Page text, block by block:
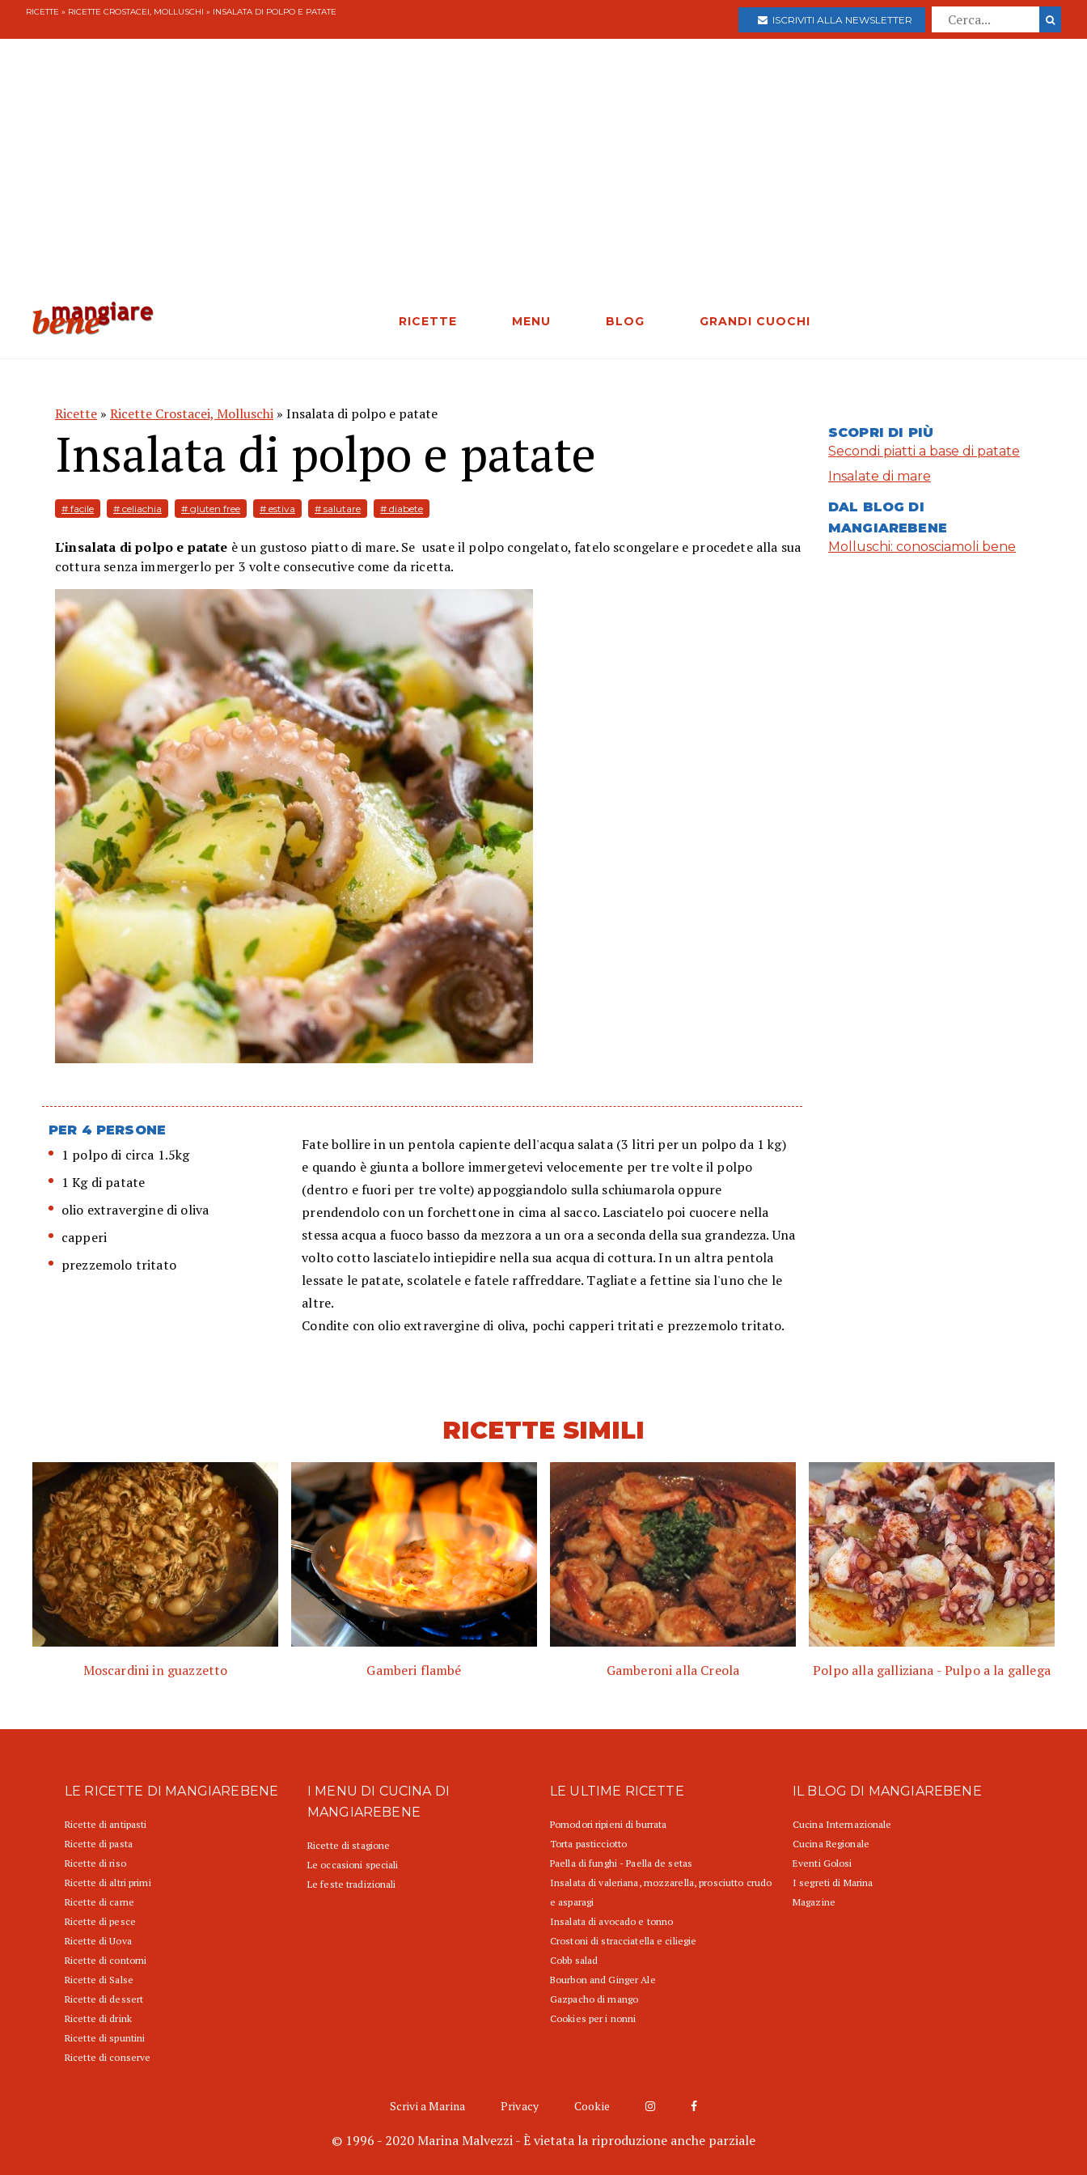
RICETTE » RICETTE CROSTACEI, MOLLUSCHI » INSALATA DI POLPO E PATATE
ISCRIVITI ALLA NEWSLETTER
RICETTE MENU BLOG GRANDI CUOCHI
Ricette » Ricette Crostacei, Molluschi » Insalata di polpo e patate
Insalata di polpo e patate
# facile # celiachia # gluten free # estiva # salutare # diabete
L'insalata di polpo e patate è un gustoso piatto di mare.Se usate il polpo congelato, fatelo scongelare e procedete alla sua
cottura senza immergerlo per 3 volte consecutive come da ricetta.
PER 4 PERSONE
1 polpo di circa 1.5kg
1 Kg di patate
olio extravergine di oliva
capperi
prezzemolo tritato
Fate bollire in un pentola capiente dell'acqua salata (3 litri per un polpo da 1 kg)
e quando è giunta a bollore immergetevi velocemente per tre volte il polpo
(dentro e fuori per tre volte) appoggiandolo sulla schiumarola oppure
prendendolo con un forchettone in cima al sacco. Lasciatelo poi cuocere nella
stessa acqua a fuoco basso da mezzora a un ora a seconda della sua grandezza. Una
volto cotto lasciatelo intiepidire nella sua acqua di cottura. In un altra pentola
lessate le patate, scolatele e fatele raffreddare. Tagliate a fettine sia l'uno che le
altre.
Condite con olio extravergine di oliva, pochi capperi tritati e prezzemolo tritato.
SCOPRI DI PIÙ
Secondi piatti a base di patate
Insalate di mare
DAL BLOG DI
MANGIAREBENE
Molluschi: conosciamoli bene
RICETTE SIMILI
Moscardini in guazzetto Gamberi flambé Gamberoni alla Creola Polpo alla galliziana - Pulpo a la gallega
LE RICETTE DI MANGIAREBENE
Ricette di antipasti
Ricette di pasta
Ricette di riso
Ricette di altri primi
Ricette di carne
Ricette di pesce
Ricette di Uova
Ricette di contorni
Ricette di Salse
Ricette di dessert
Ricette di drink
Ricette di spuntini
Ricette di conserve
I MENU DI CUCINA DI
MANGIAREBENE
Ricette di stagione
Le occasioni speciali
Le feste tradizionali
LE ULTIME RICETTE
Pomodori ripieni di burrata
Torta pasticciotto
Paella di funghi - Paella de setas
Insalata di valeriana, mozzarella, prosciutto crudo
e asparagi
Insalata di avocado e tonno
Crostoni di stracciatella e ciliegie
Cobb salad
Bourbon and Ginger Ale
Gazpacho di mango
Cookies per i nonni
IL BLOG DI MANGIAREBENE
Cucina Internazionale
Cucina Regionale
Eventi Golosi
I segreti di Marina
Magazine
Scrivi a Marina Privacy Cookie
© 1996 - 2020 Marina Malvezzi - È vietata la riproduzione anche parziale